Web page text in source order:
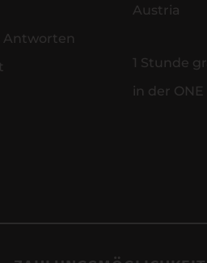
Antworten
Austria
1 Stunde
in der